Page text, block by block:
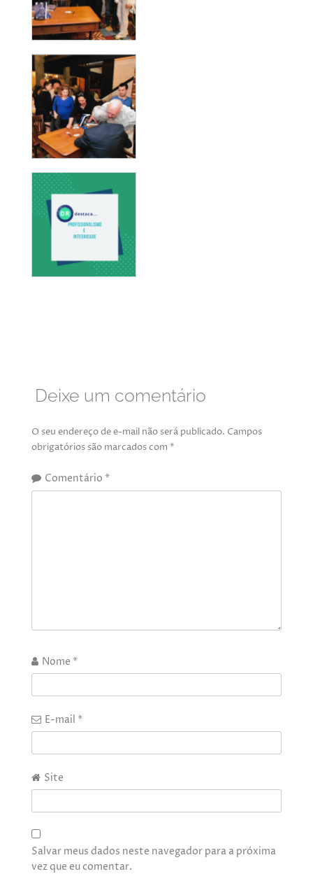
Deixe um comentário
O seu endereço de e-mail não será publicado. Campos
obrigatórios são marcados com *
Comentário *
Nome *
E-mail *
Site
Salvar meus dados neste navegador para a próxima
vez que eu comentar.